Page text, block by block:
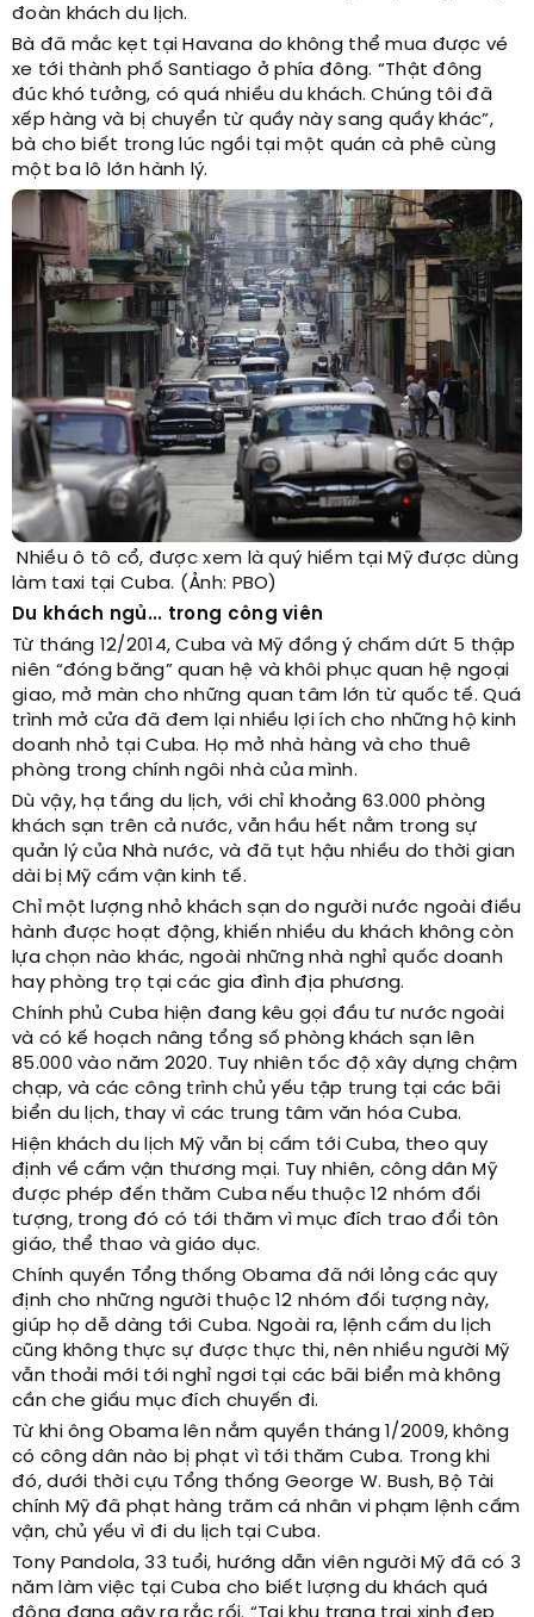
đoàn khách du lịch.
Bà đã mắc kẹt tại Havana do không thể mua được vé
xe tới thành phố Santiago ở phía đông. “Thật đông
đúc khó tưởng, có quá nhiều du khách. Chúng tôi đã
xếp hàng và bị chuyển từ quầy này sang quầy khác”,
bà cho biết trong lúc ngồi tại một quán cà phê cùng
một ba lô lớn hành lý.
Nhiều ô tô cổ, được xem là quý hiếm tại Mỹ được dùng
làm taxi tại Cuba. (Ảnh: PBO)
Du khách ngủ... trong công viên
Từ tháng 12/2014, Cuba và Mỹ đồng ý chấm dứt 5 thập
niên “đóng băng” quan hệ và khôi phục quan hệ ngoại
giao, mở màn cho những quan tâm lớn từ quốc tế. Quá
trình mở cửa đã đem lại nhiều lợi ích cho những hộ kinh
doanh nhỏ tại Cuba. Họ mở nhà hàng và cho thuê
phòng trong chính ngôi nhà của mình.
Dù vậy, hạ tầng du lịch, với chỉ khoảng 63.000 phòng
khách sạn trên cả nước, vẫn hầu hết nằm trong sự
quản lý của Nhà nước, và đã tụt hậu nhiều do thời gian
dài bị Mỹ cấm vận kinh tế.
Chỉ một lượng nhỏ khách sạn do người nước ngoài điều
hành được hoạt động, khiến nhiều du khách không còn
lựa chọn nào khác, ngoài những nhà nghỉ quốc doanh
hay phòng trọ tại các gia đình địa phương.
Chính phủ Cuba hiện đang kêu gọi đầu tư nước ngoài
và có kế hoạch nâng tổng số phòng khách sạn lên
85.000 vào năm 2020. Tuy nhiên tốc độ xây dựng chậm
chạp, và các công trình chủ yếu tập trung tại các bãi
biển du lịch, thay vì các trung tâm văn hóa Cuba.
Hiện khách du lịch Mỹ vẫn bị cấm tới Cuba, theo quy
định về cấm vận thương mại. Tuy nhiên, công dân Mỹ
được phép đến thăm Cuba nếu thuộc 12 nhóm đối
tượng, trong đó có tới thăm vì mục đích trao đổi tôn
giáo, thể thao và giáo dục.
Chính quyền Tổng thống Obama đã nới lỏng các quy
định cho những người thuộc 12 nhóm đối tượng này,
giúp họ dễ dàng tới Cuba. Ngoài ra, lệnh cấm du lịch
cũng không thực sự được thực thi, nên nhiều người Mỹ
vẫn thoải mới tới nghỉ ngơi tại các bãi biển mà không
cần che giấu mục đích chuyến đi.
Từ khi ông Obama lên nắm quyền tháng 1/2009, không
có công dân nào bị phạt vì tới thăm Cuba. Trong khi
đó, dưới thời cựu Tổng thống George W. Bush, Bộ Tài
chính Mỹ đã phạt hàng trăm cá nhân vi phạm lệnh cấm
vận, chủ yếu vì đi du lịch tại Cuba.
Tony Pandola, 33 tuổi, hướng dẫn viên người Mỹ đã có 3
năm làm việc tại Cuba cho biết lượng du khách quá